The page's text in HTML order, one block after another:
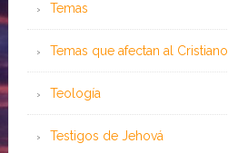
Temas
Temas que afectan al Cristiano
Teología
Testigos de Jehová